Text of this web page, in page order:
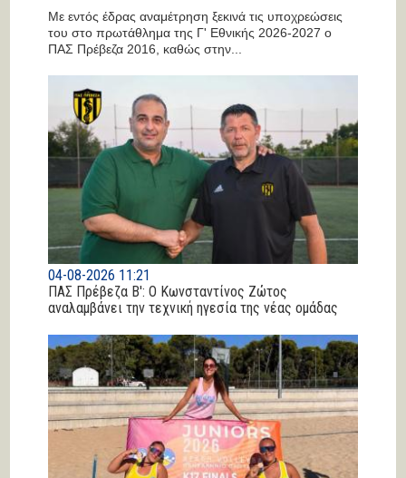
Με εντός έδρας αναμέτρηση ξεκινά τις υποχρεώσεις
του στο πρωτάθλημα της Γ' Εθνικής 2026-2027 ο
ΠΑΣ Πρέβεζα 2016, καθώς στην...
04-08-2026 11:21
ΠΑΣ Πρέβεζα Β': Ο Κωνσταντίνος Ζώτος
αναλαμβάνει την τεχνική ηγεσία της νέας ομάδας